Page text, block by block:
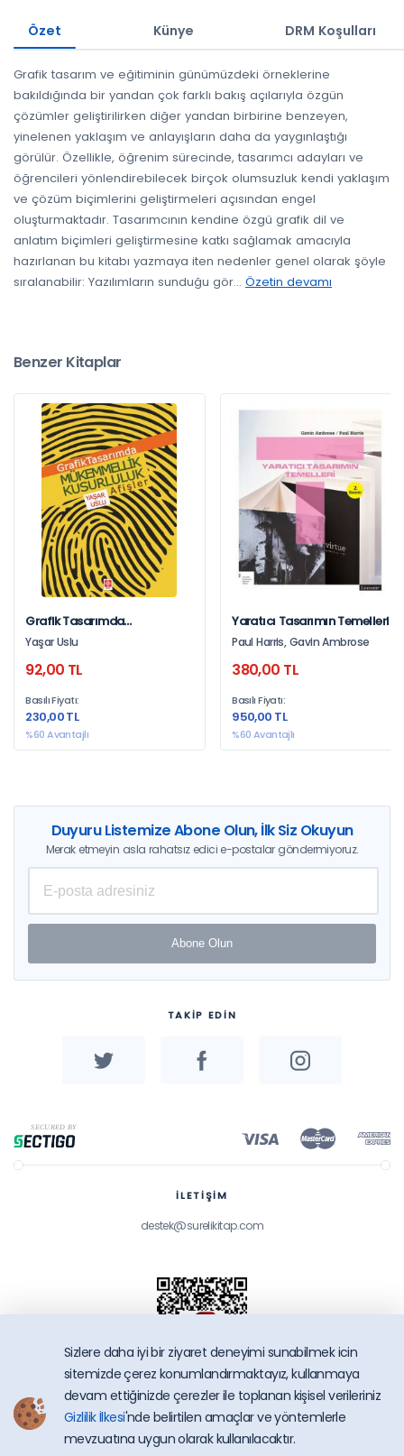
Özet Künye DRM Koşulları
Grafik tasarım ve eğitiminin günümüzdeki örneklerine
bakıldığında bir yandan çok farklı bakış açılarıyla özgün
çözümler geliştirilirken diğer yandan birbirine benzeyen,
yinelenen yaklaşım ve anlayışların daha da yaygınlaştığı
görülür. Özellikle, öğrenim sürecinde, tasarımcı adayları ve
öğrencileri yönlendirebilecek birçok olumsuzluk kendi yaklaşım
ve çözüm biçimlerini geliştirmeleri açısından engel
oluşturmaktadır. Tasarımcının kendine özgü grafik dil ve
anlatım biçimleri geliştirmesine katkı sağlamak amacıyla
hazırlanan bu kitabı yazmaya iten nedenler genel olarak şöyle
sıralanabilir: Yazılımların sunduğu gör... Özetin devamı
Benzer Kitaplar
Grafik Tasarımda
Mükemmelik Kusurluluk Afişler
Yaşar Uslu
Yaşar Uslu
92,00 TL
Basılı Fiyatı:
230,00 TL
%60 Avantajlı
Yaratıcı Tasarımın Temelleri
Paul Harris, Gavin Ambrose
380,00 TL
Basılı Fiyatı:
950,00 TL
%60 Avantajlı
Duyuru Listemize Abone Olun, İlk Siz Okuyun
Merak etmeyin asla rahatsız edici e-postalar göndermiyoruz.
Abone Olun
TAKİP EDİN
İLETİŞİM
destek@surelikitap.com
SüreliKitap.com
Copyright © 2026 - Bütün Hakları Saklıdır.
Sizlere daha iyi bir ziyaret deneyimi sunabilmek icin
sitemizde çerez konumlandırmaktayız, kullanmaya
devam ettiğinizde çerezler ile toplanan kişisel verileriniz
Gizlilik İlkesi'nde belirtilen amaçlar ve yöntemlerle
mevzuatına uygun olarak kullanılacaktır.